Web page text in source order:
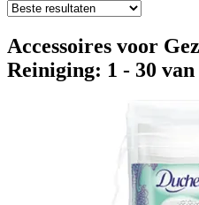
Accessoires voor
Reiniging: 1 - 30